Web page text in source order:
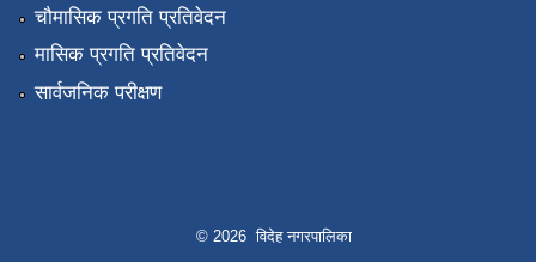
चौमासिक प्रगति प्रतिवेदन
मासिक प्रगति प्रतिवेदन
सार्वजनिक परीक्षण
© 2026 विदेह नगरपालिका